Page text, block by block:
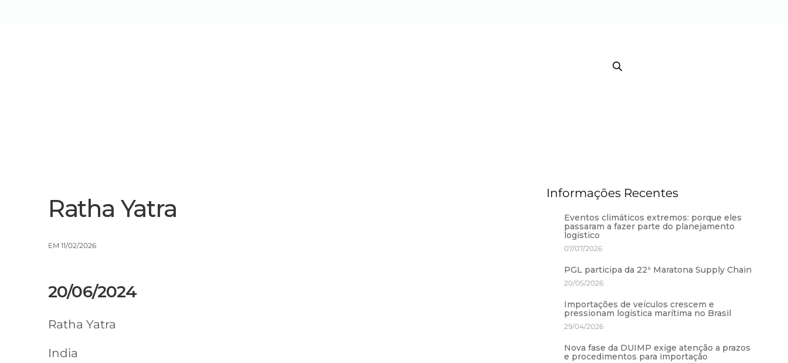
Ratha Yatra
EM 11/02/2026
20/06/2024
Ratha Yatra
India
Informações Recentes
Eventos climáticos extremos: porque eles
passaram a fazer parte do planejamento
logístico
07/07/2026
PGL participa da 22ª Maratona Supply Chain
20/05/2026
Importações de veículos crescem e
pressionam logística marítima no Brasil
29/04/2026
Nova fase da DUIMP exige atenção a prazos
e procedimentos para importação